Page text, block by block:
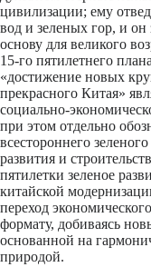
цивилизации; ему
вод и зеленых гор, и
основу для великого
15-го пятилетнего
«достижение новых
прекрасного Китая»
социально-
при этом отдельно
всестороннего
развития и
пятилетки зеленое
китайской
переход
формату, добиваясь
основанной на
природой.